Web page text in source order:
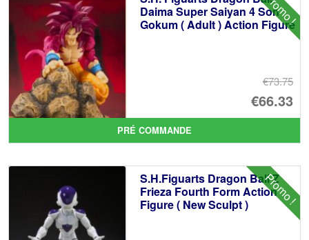
Promo !
Daima Super Saiyan 4 Son
Gokum ( Adult ) Action Figure
€73.75
Le
€66.33
Le
PRÉ COMMANDE
Promo !
S.H.Figuarts Dragon Ball Z
Frieza Fourth Form Action
Figure ( New Sculpt )